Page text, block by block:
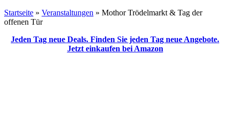
Startseite » Veranstaltungen » Mothor Trödelmarkt & Tag der
offenen Tür
Jeden Tag neue Deals. Finden Sie jeden Tag neue Angebote.
Jetzt einkaufen bei Amazon